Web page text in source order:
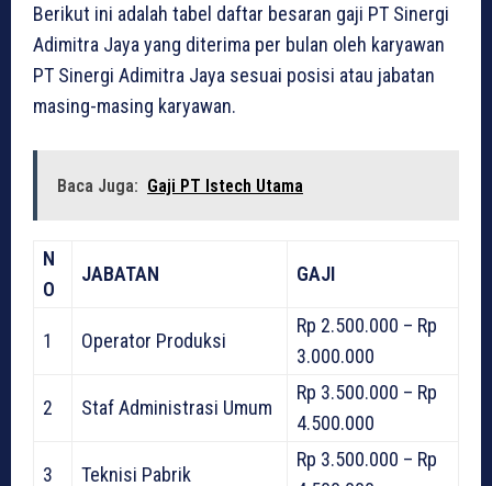
Berikut ini adalah tabel daftar besaran gaji PT Sinergi
Adimitra Jaya yang diterima per bulan oleh karyawan
PT Sinergi Adimitra Jaya sesuai posisi atau jabatan
masing-masing karyawan.
Baca Juga: Gaji PT Istech Utama
N
O
JABATAN GAJI
1 Operator Produksi
Rp 2.500.000 – Rp
3.000.000
2 Staf Administrasi Umum
Rp 3.500.000 – Rp
4.500.000
3 Teknisi Pabrik
Rp 3.500.000 – Rp